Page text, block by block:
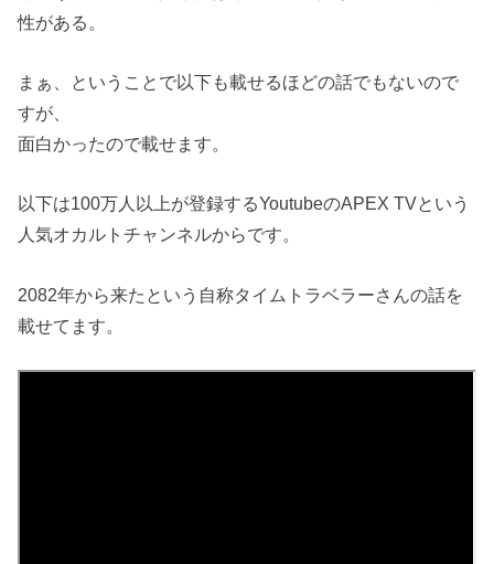
性がある。
まぁ、ということで以下も載せるほどの話でもないので
すが、
面白かったので載せます。
以下は100万人以上が登録するYoutubeのAPEX TVという
人気オカルトチャンネルからです。
2082年から来たという自称タイムトラベラーさんの話を
載せてます。